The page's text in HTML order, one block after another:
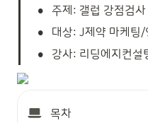
• 주제: 갤럽 강점검
• 대상: J제약 마케팅/
• 강사: 리딩에지컨설
목차